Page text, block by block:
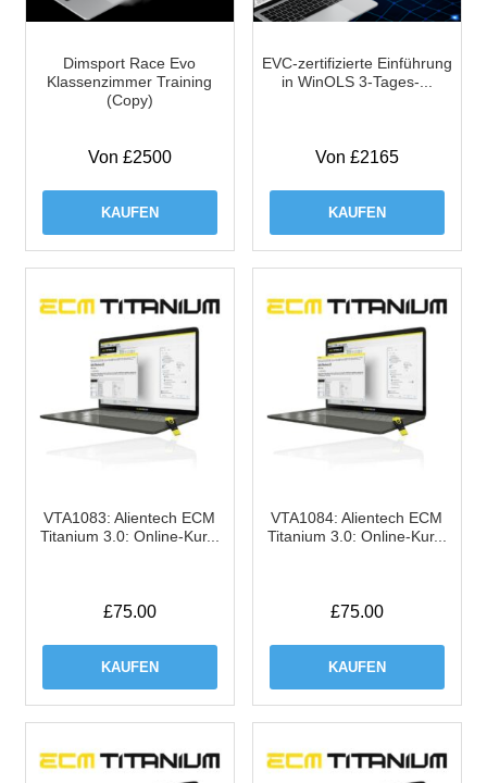
Dimsport Race Evo
Klassenzimmer Training
(Copy)
Von £2500
KAUFEN
EVC-zertifizierte Einführung
in WinOLS 3-Tages-...
Von £2165
KAUFEN
VTA1083: Alientech ECM
Titanium 3.0: Online-Kur...
£75.00
KAUFEN
VTA1084: Alientech ECM
Titanium 3.0: Online-Kur...
£75.00
KAUFEN